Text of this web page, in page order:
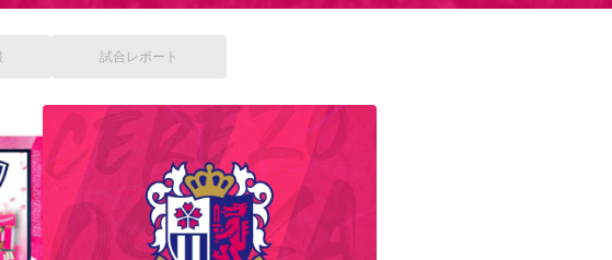
試合レポート